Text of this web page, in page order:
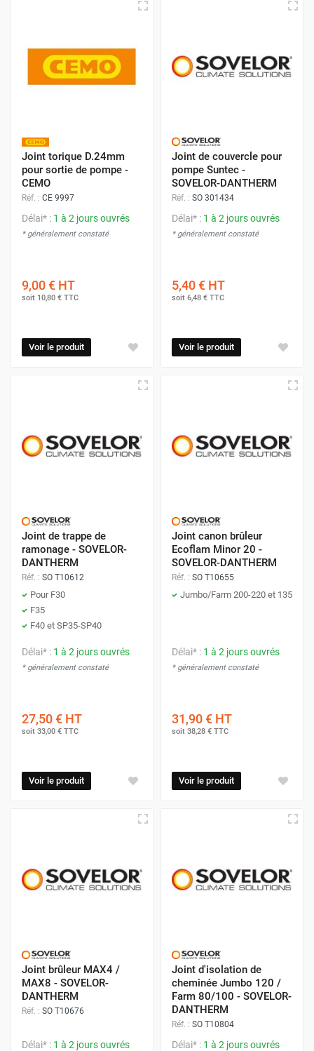
Joint torique D.24mm
pour sortie de pompe -
CEMO
Réf. : CE 9997
Délai* : 1 à 2 jours ouvrés
* généralement constaté
9,00 € HT
soit 10,80 € TTC
Voir le produit
Joint de couvercle pour
pompe Suntec -
SOVELOR-DANTHERM
Réf. : SO 301434
Délai* : 1 à 2 jours ouvrés
* généralement constaté
5,40 € HT
soit 6,48 € TTC
Voir le produit
Joint de trappe de
ramonage - SOVELOR-
DANTHERM
Réf. : SO T10612
Pour F30
F35
F40 et SP35-SP40
Délai* : 1 à 2 jours ouvrés
* généralement constaté
27,50 € HT
soit 33,00 € TTC
Voir le produit
Joint canon brûleur
Ecoflam Minor 20 -
SOVELOR-DANTHERM
Réf. : SO T10655
Jumbo/Farm 200-220 et 135
Délai* : 1 à 2 jours ouvrés
* généralement constaté
31,90 € HT
soit 38,28 € TTC
Voir le produit
Joint brûleur MAX4 /
MAX8 - SOVELOR-
DANTHERM
Réf. : SO T10676
Délai* : 1 à 2 jours ouvrés
Joint d'isolation de
cheminée Jumbo 120 /
Farm 80/100 - SOVELOR-
DANTHERM
Réf. : SO T10804
Délai* : 1 à 2 jours ouvrés